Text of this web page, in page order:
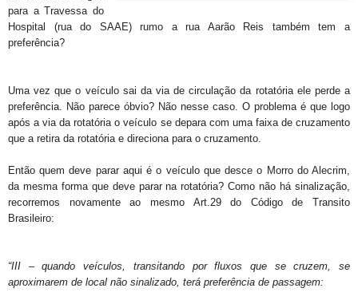
para a Travessa do
Hospital (rua do SAAE) rumo a rua Aarão Reis também tem a
preferência?
Uma vez que o veículo sai da via de circulação da rotatória ele perde a
preferência. Não parece óbvio? Não nesse caso. O problema é que logo
após a via da rotatória o veículo se depara com uma faixa de cruzamento
que a retira da rotatória e direciona para o cruzamento.
Então quem deve parar aqui é o veículo que desce o Morro do Alecrim,
da mesma forma que deve parar na rotatória? Como não há sinalização,
recorremos novamente ao mesmo Art.29do Código de Transito
Brasileiro:
“III –quando veículos, transitando por fluxos que se cruzem, se
aproximarem de local não sinalizado, terá preferência de passagem: